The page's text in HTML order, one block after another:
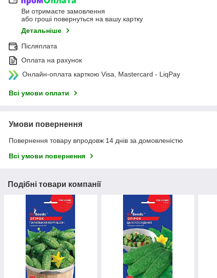
Ви отримаєте замовлення
або гроші повернуться на вашу картку
Детальніше
Післяплата
Оплата на рахунок
Онлайн-оплата карткою Visa, Mastercard - LiqPay
Всі умови оплати
Умови повернення
Повернення товару впродовж 14 днів за домовленістю
Всі умови повернення
Подібні товари компанії